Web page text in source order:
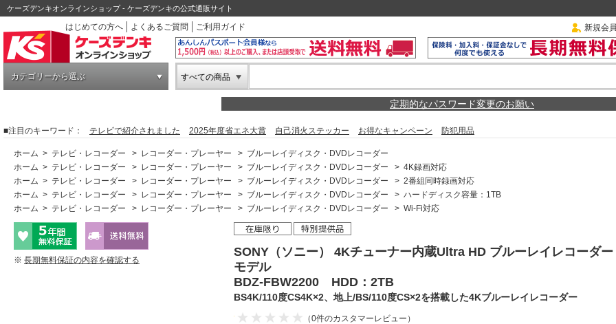
ケーズデンキオンラインショップ - ケーズデンキの公式通販サイト
はじめての方へ
よくあるご質問 ご利用ガイド 新規会
カテゴリーから選ぶ すべての商品
定期的なパスワード変更のお願い
■注目のキーワード： テレビで紹介されました 2025年度省エネ大賞 自己消火ステッカー お得なキャンペーン 防犯用品
ホーム > テレビ・レコーダー > レコーダー・プレーヤー > ブルーレイディスク・DVDレコーダー
ホーム > テレビ・レコーダー > レコーダー・プレーヤー > ブルーレイディスク・DVDレコーダー > 4K録画対応
ホーム > テレビ・レコーダー > レコーダー・プレーヤー > ブルーレイディスク・DVDレコーダー > 2番組同時録画対応
ホーム > テレビ・レコーダー > レコーダー・プレーヤー > ブルーレイディスク・DVDレコーダー > ハードディスク容量：1TB
ホーム > テレビ・レコーダー > レコーダー・プレーヤー > ブルーレイディスク・DVDレコーダー > Wi-Fi対応
※ 長期無料保証の内容を確認する
SONY（ソニー） 4Kチューナー内蔵Ultra HD ブルーレイレコーダ
モデル
BDZ-FBW2200 HDD：2TB
BS4K/110度CS4K×2、地上/BS/110度CS×2を搭載した4Kブルーレイレコーダー
（0件のカスタマーレビュー）